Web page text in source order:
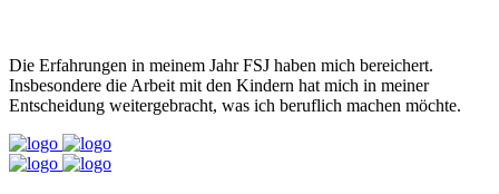
Die Erfahrungen in meinem Jahr FSJ haben mich bereichert.
Insbesondere die Arbeit mit den Kindern hat mich in meiner
Entscheidung weitergebracht, was ich beruflich machen möchte.